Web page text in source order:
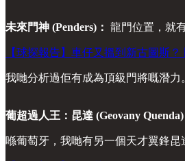
未來門神 (Penders)： 龍門位置，就
【球探報告】車仔又搵到新古圖斯
我哋分析過佢有成為頂級門將嘅潛力
葡超過人王：昆達 (Geovany Quenda)
喺葡萄牙，我哋有另一個天才翼鋒昆